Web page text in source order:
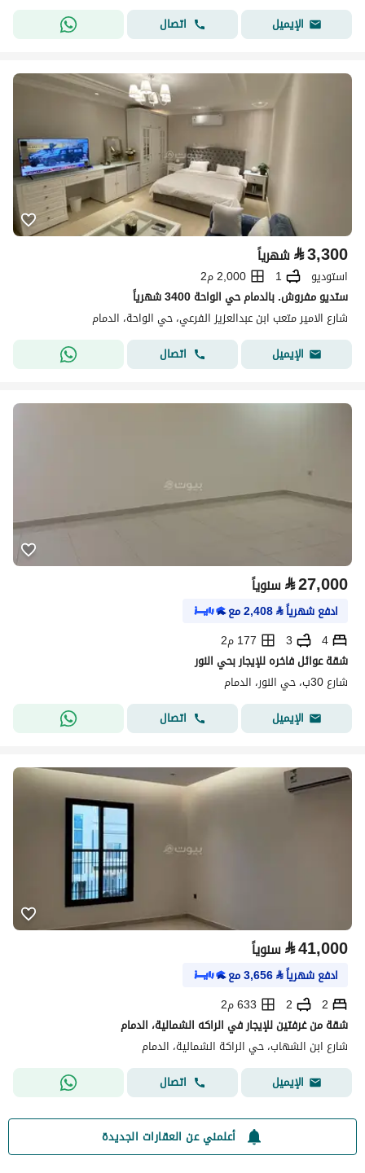
الإيميل
اتصال
⃁3,300 شهرياً
استوديو 1
2,000 م2
ستديو مفروش. بالدمام حي الواحة 3400 شهرياً
شارع الامير متعب ابن عبدالعزيز الفرعي، حي الواحة، الدمام
الإيميل
اتصال
⃁27,000 سنوياً
ادفع شهرياً⃁
2,408مع
4
3
177 م2
شقة عوائل فاخره للإيجار بحي النور
شارع 30ب، حي النور، الدمام
الإيميل
اتصال
⃁41,000 سنوياً
ادفع شهرياً⃁
3,656مع
2
2
633 م2
شقة من غرفتين للإيجار في الراكه الشمالية، الدمام
شارع ابن الشهاب، حي الراكة الشمالية، الدمام
الإيميل
اتصال
أعلمني عن العقارات الجديدة